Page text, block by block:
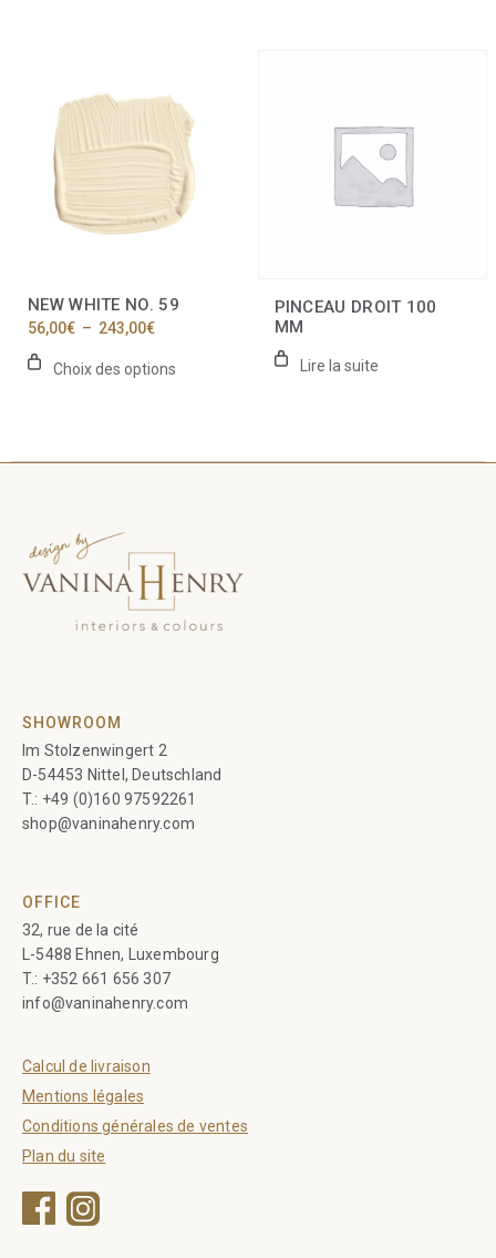
NEW WHITE NO. 59
56,00€ – 243,00€Plage
prix :
56,00€
Choix des options
plusieurs
variations.
options
peuvent
page
produit
PINCEAU DROIT 100
MM
Lire la suite
SHOWROOM
Im Stolzenwingert 2
D-54453 Nittel, Deutschland
T.: +49 (0)160 97592261
shop@vaninahenry.com
OFFICE
32, rue de la cité
L-5488 Ehnen, Luxembourg
T.: +352 661 656 307
info@vaninahenry.com
Calcul de livraison
Mentions légales
Conditions générales de ventes
Plan du site